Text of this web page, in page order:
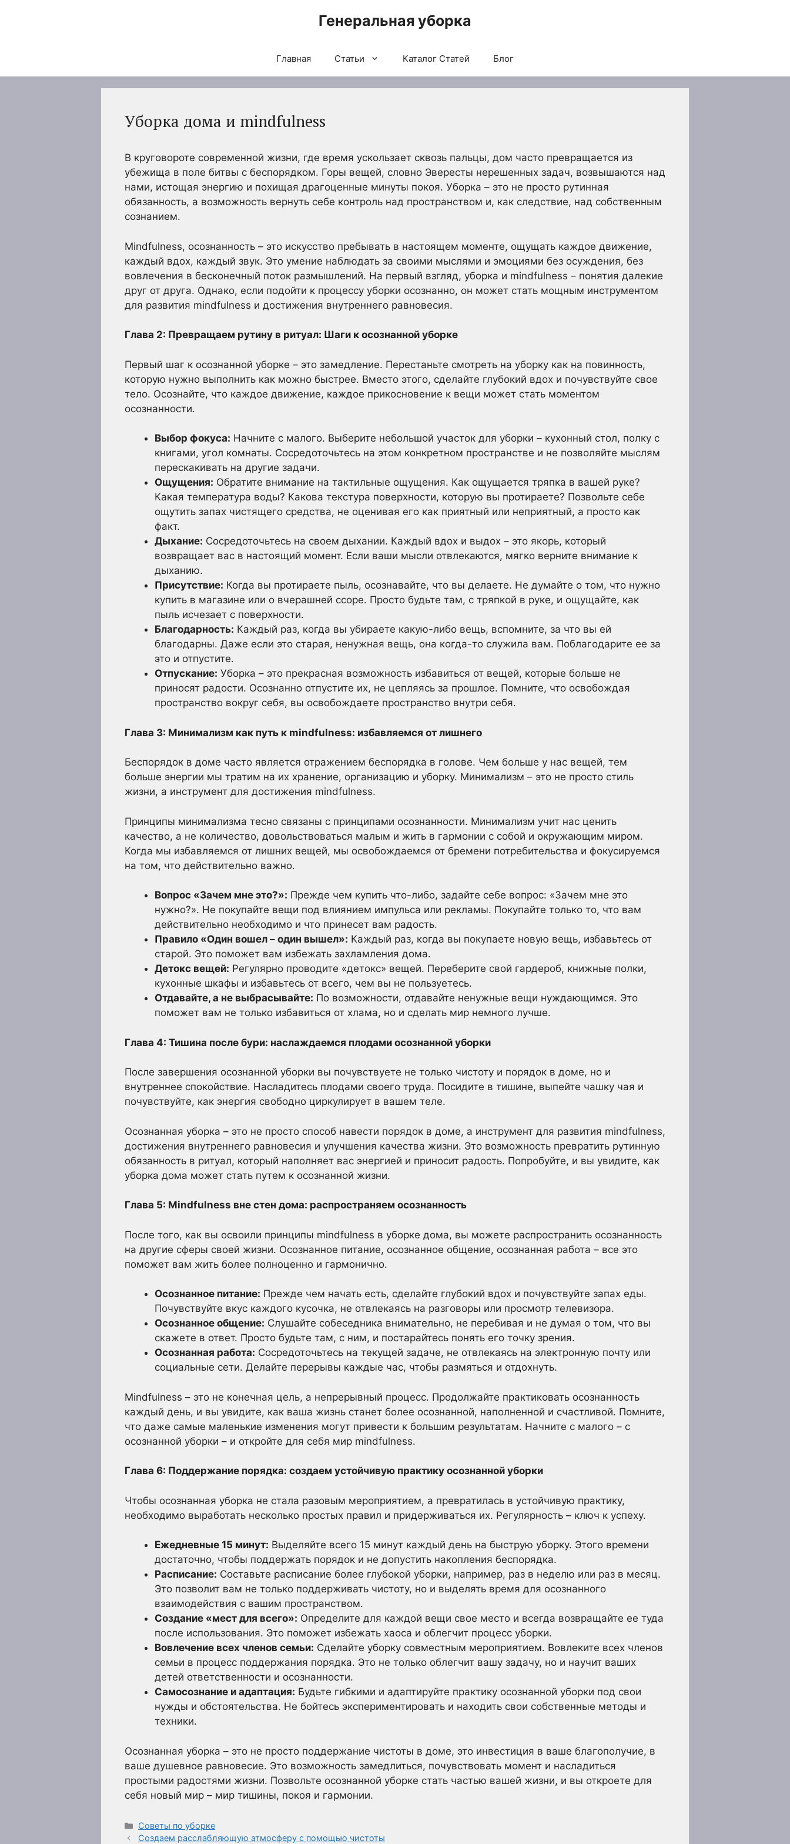
Генеральная уборка
Главная Статьи Каталог Статей Блог
Уборка дома и mindfulness
В круговороте современной жизни, где время ускользает сквозь пальцы, дом часто превращается из
убежища в поле битвы с беспорядком. Горы вещей, словно Эвересты нерешенных задач, возвышаются над
нами, истощая энергию и похищая драгоценные минуты покоя. Уборка – это не просто рутинная
обязанность, а возможность вернуть себе контроль над пространством и, как следствие, над собственным
сознанием.
Mindfulness, осознанность – это искусство пребывать в настоящем моменте, ощущать каждое движение,
каждый вдох, каждый звук. Это умение наблюдать за своими мыслями и эмоциями без осуждения, без
вовлечения в бесконечный поток размышлений. На первый взгляд, уборка и mindfulness – понятия далекие
друг от друга. Однако, если подойти к процессу уборки осознанно, он может стать мощным инструментом
для развития mindfulness и достижения внутреннего равновесия.
Глава 2: Превращаем рутину в ритуал: Шаги к осознанной уборке
Первый шаг к осознанной уборке – это замедление. Перестаньте смотреть на уборку как на повинность,
которую нужно выполнить как можно быстрее. Вместо этого, сделайте глубокий вдох и почувствуйте свое
тело. Осознайте, что каждое движение, каждое прикосновение к вещи может стать моментом
осознанности.
Выбор фокуса: Начните с малого. Выберите небольшой участок для уборки – кухонный стол, полку с
книгами, угол комнаты. Сосредоточьтесь на этом конкретном пространстве и не позволяйте мыслям
перескакивать на другие задачи.
Ощущения: Обратите внимание на тактильные ощущения. Как ощущается тряпка в вашей руке?
Какая температура воды? Какова текстура поверхности, которую вы протираете? Позвольте себе
ощутить запах чистящего средства, не оценивая его как приятный или неприятный, а просто как
факт.
Дыхание: Сосредоточьтесь на своем дыхании. Каждый вдох и выдох – это якорь, который
возвращает вас в настоящий момент. Если ваши мысли отвлекаются, мягко верните внимание к
дыханию.
Присутствие: Когда вы протираете пыль, осознавайте, что вы делаете. Не думайте о том, что нужно
купить в магазине или о вчерашней ссоре. Просто будьте там, с тряпкой в руке, и ощущайте, как
пыль исчезает с поверхности.
Благодарность: Каждый раз, когда вы убираете какую-либо вещь, вспомните, за что вы ей
благодарны. Даже если это старая, ненужная вещь, она когда-то служила вам. Поблагодарите ее за
это и отпустите.
Отпускание: Уборка – это прекрасная возможность избавиться от вещей, которые больше не
приносят радости. Осознанно отпустите их, не цепляясь за прошлое. Помните, что освобождая
пространство вокруг себя, вы освобождаете пространство внутри себя.
Глава 3: Минимализм как путь к mindfulness: избавляемся от лишнего
Беспорядок в доме часто является отражением беспорядка в голове. Чем больше у нас вещей, тем
больше энергии мы тратим на их хранение, организацию и уборку. Минимализм – это не просто стиль
жизни, а инструмент для достижения mindfulness.
Принципы минимализма тесно связаны с принципами осознанности. Минимализм учит нас ценить
качество, а не количество, довольствоваться малым и жить в гармонии с собой и окружающим миром.
Когда мы избавляемся от лишних вещей, мы освобождаемся от бремени потребительства и фокусируемся
на том, что действительно важно.
Вопрос «Зачем мне это?»: Прежде чем купить что-либо, задайте себе вопрос: «Зачем мне это
нужно?». Не покупайте вещи под влиянием импульса или рекламы. Покупайте только то, что вам
действительно необходимо и что принесет вам радость.
Правило «Один вошел – один вышел»: Каждый раз, когда вы покупаете новую вещь, избавьтесь от
старой. Это поможет вам избежать захламления дома.
Детокс вещей: Регулярно проводите «детокс» вещей. Переберите свой гардероб, книжные полки,
кухонные шкафы и избавьтесь от всего, чем вы не пользуетесь.
Отдавайте, а не выбрасывайте: По возможности, отдавайте ненужные вещи нуждающимся. Это
поможет вам не только избавиться от хлама, но и сделать мир немного лучше.
Глава 4: Тишина после бури: наслаждаемся плодами осознанной уборки
После завершения осознанной уборки вы почувствуете не только чистоту и порядок в доме, но и
внутреннее спокойствие. Насладитесь плодами своего труда. Посидите в тишине, выпейте чашку чая и
почувствуйте, как энергия свободно циркулирует в вашем теле.
Осознанная уборка – это не просто способ навести порядок в доме, а инструмент для развития mindfulness,
достижения внутреннего равновесия и улучшения качества жизни. Это возможность превратить рутинную
обязанность в ритуал, который наполняет вас энергией и приносит радость. Попробуйте, и вы увидите, как
уборка дома может стать путем к осознанной жизни.
Глава 5: Mindfulness вне стен дома: распространяем осознанность
После того, как вы освоили принципы mindfulness в уборке дома, вы можете распространить осознанность
на другие сферы своей жизни. Осознанное питание, осознанное общение, осознанная работа – все это
поможет вам жить более полноценно и гармонично.
Осознанное питание: Прежде чем начать есть, сделайте глубокий вдох и почувствуйте запах еды.
Почувствуйте вкус каждого кусочка, не отвлекаясь на разговоры или просмотр телевизора.
Осознанное общение: Слушайте собеседника внимательно, не перебивая и не думая о том, что вы
скажете в ответ. Просто будьте там, с ним, и постарайтесь понять его точку зрения.
Осознанная работа: Сосредоточьтесь на текущей задаче, не отвлекаясь на электронную почту или
социальные сети. Делайте перерывы каждые час, чтобы размяться и отдохнуть.
Mindfulness – это не конечная цель, а непрерывный процесс. Продолжайте практиковать осознанность
каждый день, и вы увидите, как ваша жизнь станет более осознанной, наполненной и счастливой. Помните,
что даже самые маленькие изменения могут привести к большим результатам. Начните с малого – с
осознанной уборки – и откройте для себя мир mindfulness.
Глава 6: Поддержание порядка: создаем устойчивую практику осознанной уборки
Чтобы осознанная уборка не стала разовым мероприятием, а превратилась в устойчивую практику,
необходимо выработать несколько простых правил и придерживаться их. Регулярность – ключ к успеху.
Ежедневные 15 минут: Выделяйте всего 15 минут каждый день на быструю уборку. Этого времени
достаточно, чтобы поддержать порядок и не допустить накопления беспорядка.
Расписание: Составьте расписание более глубокой уборки, например, раз в неделю или раз в месяц.
Это позволит вам не только поддерживать чистоту, но и выделять время для осознанного
взаимодействия с вашим пространством.
Создание «мест для всего»: Определите для каждой вещи свое место и всегда возвращайте ее туда
после использования. Это поможет избежать хаоса и облегчит процесс уборки.
Вовлечение всех членов семьи: Сделайте уборку совместным мероприятием. Вовлеките всех членов
семьи в процесс поддержания порядка. Это не только облегчит вашу задачу, но и научит ваших
детей ответственности и осознанности.
Самосознание и адаптация: Будьте гибкими и адаптируйте практику осознанной уборки под свои
нужды и обстоятельства. Не бойтесь экспериментировать и находить свои собственные методы и
техники.
Осознанная уборка – это не просто поддержание чистоты в доме, это инвестиция в ваше благополучие, в
ваше душевное равновесие. Это возможность замедлиться, почувствовать момент и насладиться
простыми радостями жизни. Позвольте осознанной уборке стать частью вашей жизни, и вы откроете для
себя новый мир – мир тишины, покоя и гармонии.
Рубрики
Советы по уборке
Создаем расслабляющую атмосферу с помощью чистоты